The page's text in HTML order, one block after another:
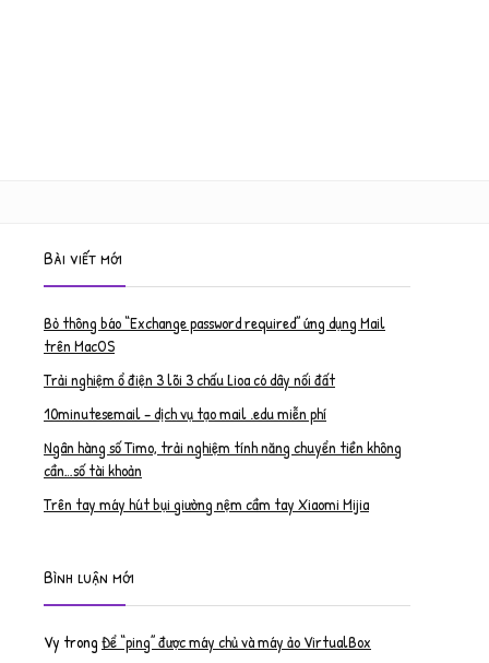
Bài viết mới
Bỏ thông báo “Exchange password required” ứng dụng Mail
trên MacOS
Trải nghiệm ổ điện 3 lõi 3 chấu Lioa có dây nối đất
10minutesemail – dịch vụ tạo mail .edu miễn phí
Ngân hàng số Timo, trải nghiệm tính năng chuyển tiền không
cần…số tài khoản
Trên tay máy hút bụi giường nệm cầm tay Xiaomi Mijia
Bình luận mới
Vy trongĐể “ping” được máy chủ và máy ảo VirtualBox